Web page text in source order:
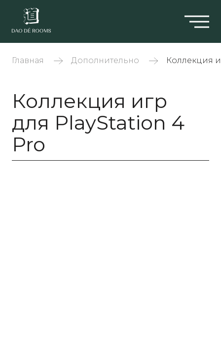
Главная Дополнительно Коллекция
Коллекция игр
для PlayStation 4
Pro